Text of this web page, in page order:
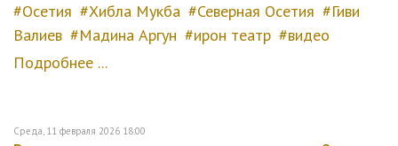
Осетия
Хибла Мукба Северная Осетия
Гиви
Валиев
Мадина Аргун ирон театр
видео
Подробнее ...
Среда, 11 февраля 2026 18:00